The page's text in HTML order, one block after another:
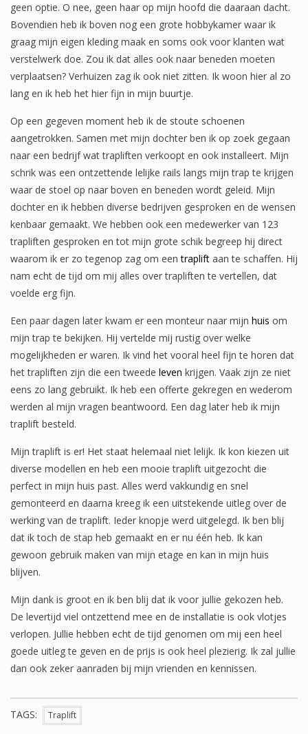
geen optie. O nee, geen haar op mijn hoofd die daaraan dacht.
Bovendien heb ik boven nog een grote hobbykamer waar ik
graag mijn eigen kleding maak en soms ook voor klanten wat
verstelwerk doe. Zou ik dat alles ook naar beneden moeten
verplaatsen? Verhuizen zag ik ook niet zitten. Ik woon hier al zo
lang en ik heb het hier fijn in mijn buurtje.
Op een gegeven moment heb ik de stoute schoenen
aangetrokken. Samen met mijn dochter ben ik op zoek gegaan
naar een bedrijf wat trapliften verkoopt en ook installeert. Mijn
schrik was een ontzettende lelijke rails langs mijn trap te krijgen
waar de stoel op naar boven en beneden wordt geleid. Mijn
dochter en ik hebben diverse bedrijven gesproken en de wensen
kenbaar gemaakt. We hebben ook een medewerker van 123
trapliften gesproken en tot mijn grote schik begreep hij direct
waarom ik er zo tegenop zag om eentraplift aan te schaffen. Hij
nam echt de tijd om mij alles over trapliften te vertellen, dat
voelde erg fijn.
Een paar dagen later kwam er een monteur naar mijn huis om
mijn trap te bekijken. Hij vertelde mij rustig over welke
mogelijkheden er waren. Ik vind het vooral heel fijn te horen dat
het trapliften zijn die een tweede leven krijgen. Vaak zijn ze niet
eens zo lang gebruikt. Ik heb een offerte gekregen en wederom
werden al mijn vragen beantwoord. Een dag later heb ik mijn
traplift besteld.
Mijn traplift is er! Het staat helemaal niet lelijk. Ik kon kiezen uit
diverse modellen en heb een mooie traplift uitgezocht die
perfect in mijn huis past. Alles werd vakkundig en snel
gemonteerd en daarna kreeg ik een uitstekende uitleg over de
werking van de traplift. Ieder knopje werd uitgelegd. Ik ben blij
dat ik toch de stap heb gemaakt en er nu één heb. Ik kan
gewoon gebruik maken van mijn etage en kan in mijn huis
blijven.
Mijn dank is groot en ik ben blij dat ik voor jullie gekozen heb.
De levertijd viel ontzettend mee en de installatie is ook vlotjes
verlopen. Jullie hebben echt de tijd genomen om mij een heel
goede uitleg te geven en de prijs is ook heel plezierig. Ik zal jullie
dan ook zeker aanraden bij mijn vrienden en kennissen.
TAGS: Traplift